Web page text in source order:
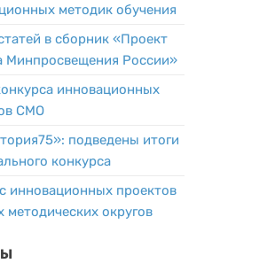
методик обучения
в сборник «Проект
Минпросвещения России»
инновационных
СМО
подведены итоги
конкурса
инновационных проектов
методических округов